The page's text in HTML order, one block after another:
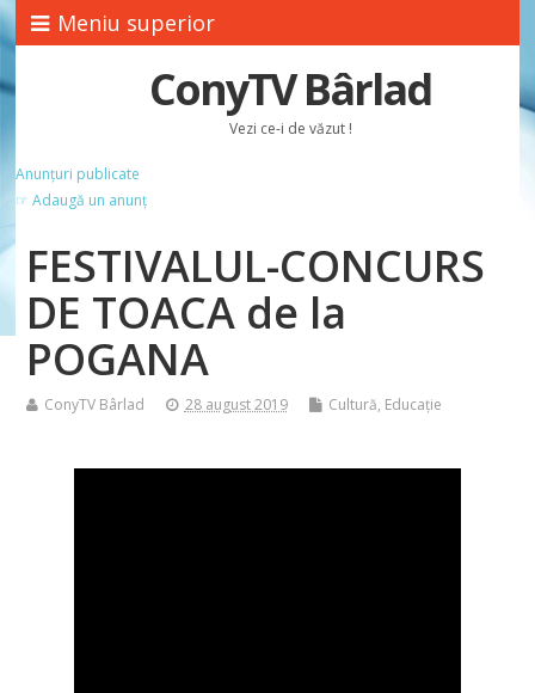
Meniu superior
ConyTV Bârlad
Vezi ce-i de văzut !
Anunțuri publicate
☞ Adaugă un anunț
FESTIVALUL-CONCURS
DE TOACA de la
POGANA
ConyTV Bârlad 28 august 2019 Cultură, Educație